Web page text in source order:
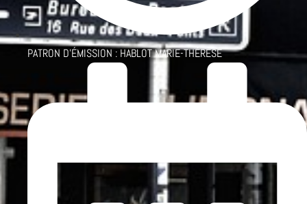
PATRON D'ÉMISSION :HABLOT MARIE-THÉRÈSE